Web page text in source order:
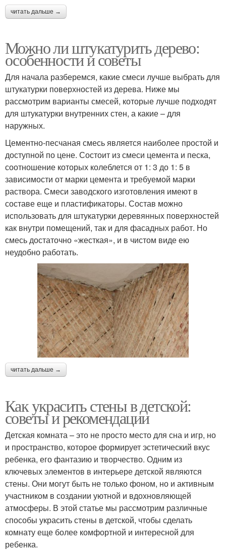
читать дальше →
Можно ли штукатурить дерево:
особенности и советы
Для начала разберемся, какие смеси лучше выбрать для
штукатурки поверхностей из дерева. Ниже мы
рассмотрим варианты смесей, которые лучше подходят
для штукатурки внутренних стен, а какие – для
наружных.
Цементно-песчаная смесь является наиболее простой и
доступной по цене. Состоит из смеси цемента и песка,
соотношение которых колеблется от 1: 3 до 1: 5 в
зависимости от марки цемента и требуемой марки
раствора. Смеси заводского изготовления имеют в
составе еще и пластификаторы. Состав можно
использовать для штукатурки деревянных поверхностей
как внутри помещений, так и для фасадных работ. Но
смесь достаточно «жесткая», и в чистом виде ею
неудобно работать.
читать дальше →
Как украсить стены в детской:
советы и рекомендации
Детская комната – это не просто место для сна и игр, но
и пространство, которое формирует эстетический вкус
ребенка, его фантазию и творчество. Одним из
ключевых элементов в интерьере детской являются
стены. Они могут быть не только фоном, но и активным
участником в создании уютной и вдохновляющей
атмосферы. В этой статье мы рассмотрим различные
способы украсить стены в детской, чтобы сделать
комнату еще более комфортной и интересной для
ребенка.